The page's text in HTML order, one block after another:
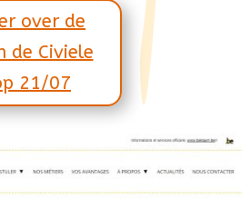
over de
de Civiele
21/07